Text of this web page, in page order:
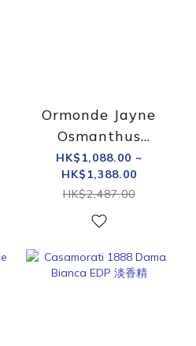
Ormonde Jayne
Osmanthus
Parfum 香精
HK$1,088.00 ~
HK$1,388.00
HK$2,487.00